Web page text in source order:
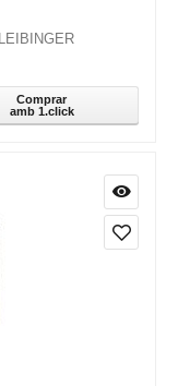
Comprar
amb 1.click